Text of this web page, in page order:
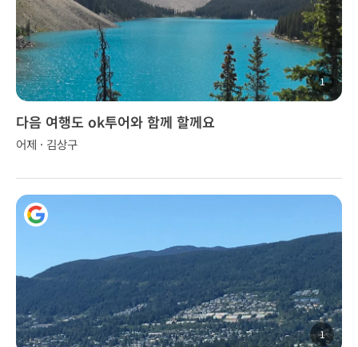
1
다음 여행도 ok투어와 함께 할께요
어제 · 김상구
1